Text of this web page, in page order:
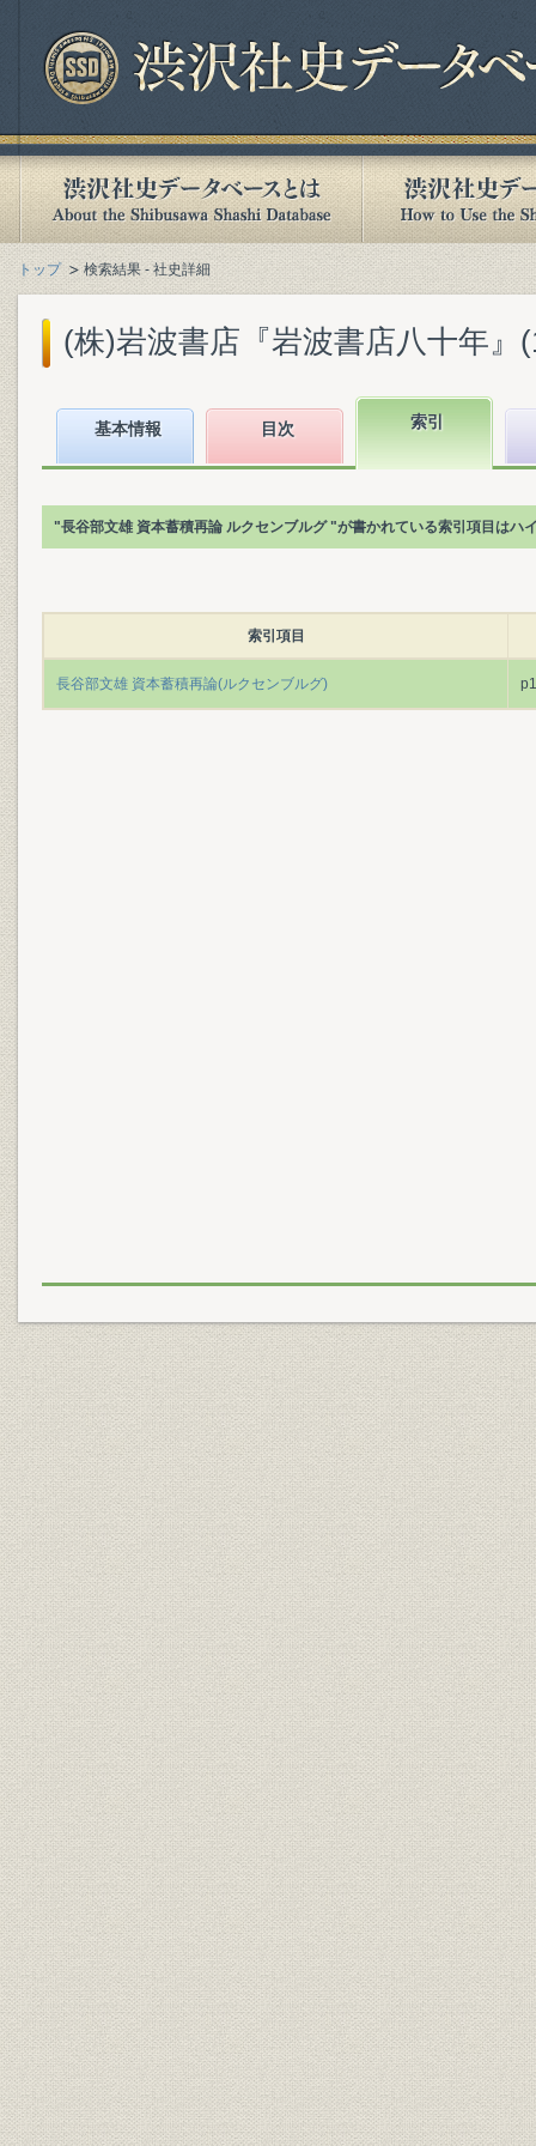
トップ 検索結果 - 社史詳細
(株)岩波書店『岩波書店八十年』
基本情報 目次 索引
"長谷部文雄 資本蓄積再論 ルクセンブルグ "が書かれている索引項目はハ
索引項目
長谷部文雄 資本蓄積再論(ルクセンブルグ)